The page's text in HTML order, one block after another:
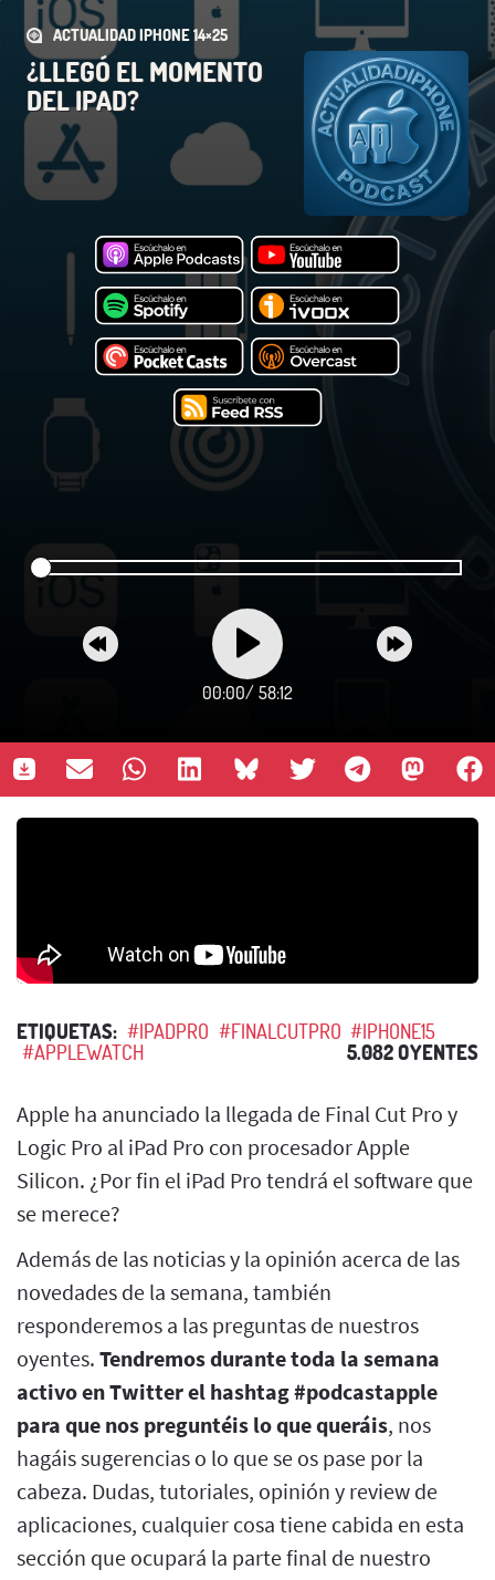
ACTUALIDAD IPHONE 14×25
¿LLEGÓ EL MOMENTO
DEL IPAD?
00:00/ 58:12
ETIQUETAS: #IPADPRO #FINALCUTPRO #IPHONE15
#APPLEWATCH
5.082 OYENTES
Apple ha anunciado la llegada de Final Cut Pro y
Logic Pro al iPad Pro con procesador Apple
Silicon. ¿Por fin el iPad Pro tendrá el software que
se merece?
Además de las noticias y la opinión acerca de las
novedades de la semana, también
responderemos a las preguntas de nuestros
oyentes. Tendremos durante toda la semana
activo en Twitter el hashtag #podcastapple
para que nos preguntéis lo que queráis, nos
hagáis sugerencias o lo que se os pase por la
cabeza. Dudas, tutoriales, opinión y review de
aplicaciones, cualquier cosa tiene cabida en esta
sección que ocupará la parte final de nuestro